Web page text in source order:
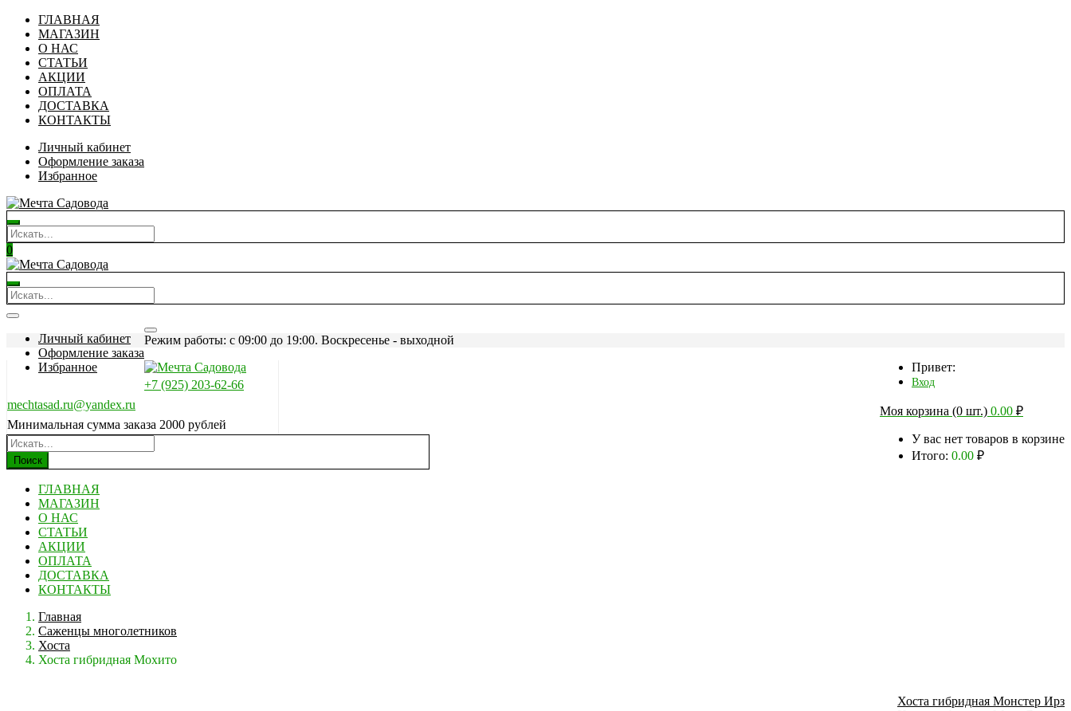
ГЛАВНАЯ
МАГАЗИН
О НАС
СТАТЬИ
АКЦИИ
ОПЛАТА
ДОСТАВКА
КОНТАКТЫ
Личный кабинет
Оформление заказа
Избранное
0
Личный кабинет
Оформление заказа
Избранное
Режим работы: c 09:00 до 19:00. Воскресенье - выходной
Привет:
Вход
Моя корзина (0 шт.) 0.00 ₽
У вас нет товаров в корзине
Итого: 0.00 ₽
+7 (925) 203-62-66
mechtasad.ru@yandex.ru
Минимальная сумма заказа 2000 рублей
Поиск
ГЛАВНАЯ
МАГАЗИН
О НАС
СТАТЬИ
АКЦИИ
ОПЛАТА
ДОСТАВКА
КОНТАКТЫ
Главная
Саженцы многолетников
Хоста
Хоста гибридная Мохито
Хоста гибридная Монстер Ирз